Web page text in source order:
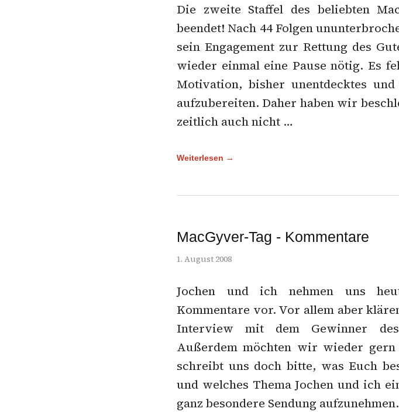
Die zweite Staffel des beliebten
beendet! Nach 44 Folgen
sein Engagement zur Rettung des
wieder einmal eine Pause nötig. Es
Motivation, bisher unentdecktes
aufzubereiten. Daher haben wir
zeitlich auch nicht …
Weiterlesen →
MacGyver-Tag - Kommentare
1. August 2008
Jochen und ich nehmen uns
Kommentare vor. Vor allem aber
Interview mit dem Gewinner des
Außerdem möchten wir wieder gern
schreibt uns doch bitte, was Euch
und welches Thema Jochen und ich
ganz besondere Sendung